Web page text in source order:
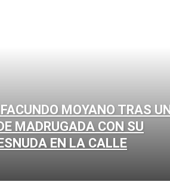
MOYANO TRAS
MADRUGADA CON SU
EN LA CALLE